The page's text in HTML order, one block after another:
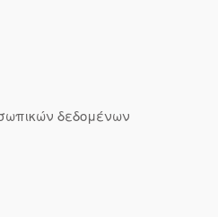
δεδομένων